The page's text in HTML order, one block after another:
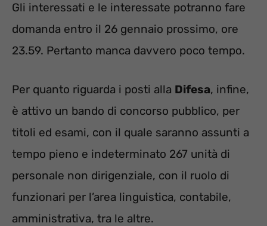
Gli interessati e le interessate potranno fare
domanda entro il 26 gennaio prossimo, ore
23.59. Pertanto manca davvero poco tempo.
Per quanto riguarda i posti alla Difesa, infine,
è attivo un bando di concorso pubblico, per
titoli ed esami, con il quale saranno assunti a
tempo pieno e indeterminato 267 unità di
personale non dirigenziale, con il ruolo di
funzionari per l’area linguistica, contabile,
amministrativa, tra le altre.